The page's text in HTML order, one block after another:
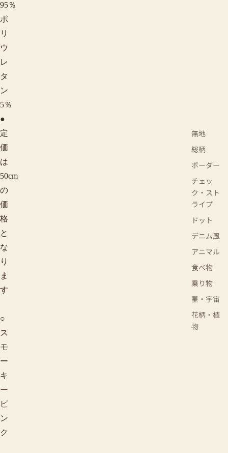
無地
総柄
ボーダー
チェッ
ク・スト
ライプ
ドット
デニム風
アニマル
食べ物
乗り物
星・宇宙
花柄・植
物
95％
ポ
リ
ウ
レ
タ
ン
5％
●
定
価
は
50cm
の
価
格
と
な
り
ま
す
○
ス
モ
ー
キ
ー
ピ
ン
ク